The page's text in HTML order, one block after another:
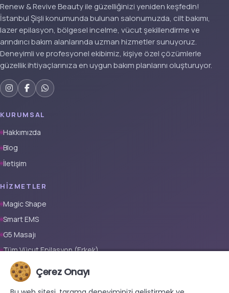
Renew & Revive Beauty ile güzelliğinizi yeniden keşfedin!
İstanbul Şişli konumunda bulunan salonumuzda, cilt bakımı,
lazer epilasyon, bölgesel incelme, vücut şekillendirme ve
arındırıcı bakım alanlarında uzman hizmetler sunuyoruz.
Deneyimli ve profesyonel ekibimiz, kişiye özel çözümlerle
güzellik ihtiyaçlarınıza en uygun bakım planlarını oluşturuyor.
KURUMSAL
Hakkımızda
Blog
İletişim
HIZMETLER
Magic Shape
Smart EMS
G5 Masajı
Tüm Vücut Epilasyon (Erkek)
Tüm Vücut Epilasyon (Kadın)
Protez Tırnak
Çerez Onayı